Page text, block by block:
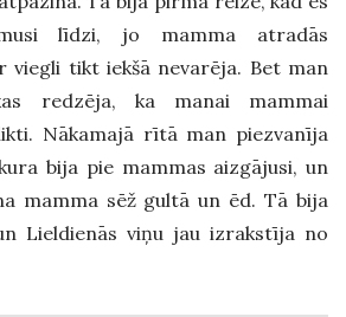
līdzi, jo mamma atradās
viegli tikt iekšā nevarēja. Bet man
redzēja, ka manai mammai
Nākamajā rītā man piezvanīja
bija pie mammas aizgājusi, un
mamma sēž gultā un ēd. Tā bija
Lieldienās viņu jau izrakstīja no